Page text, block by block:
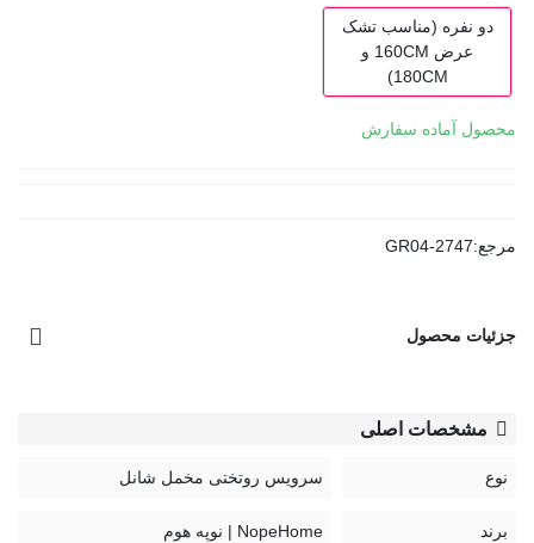
دو نفره (مناسب تشک
عرض 160CM و
180CM)
محصول آماده سفارش
مرجع:GR04-2747
جزئیات محصول
مشخصات اصلی
نوع سرویس روتختی مخمل شانل
برند NopeHome | نوپه هوم